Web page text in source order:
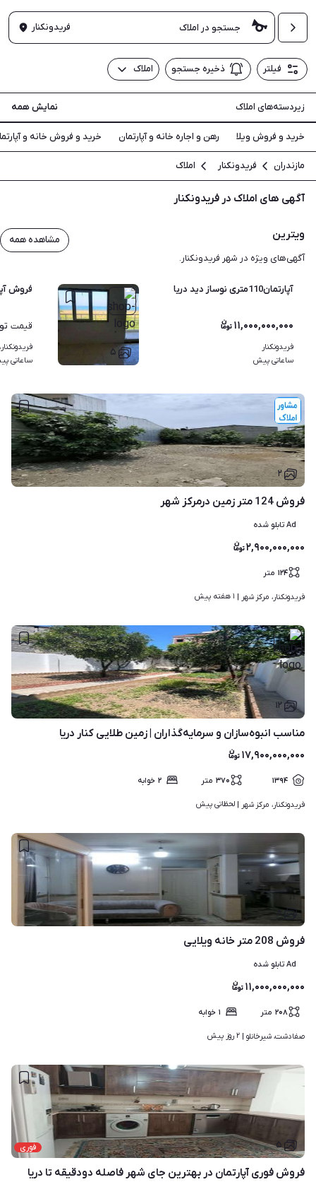
فریدونکنار
فیلتر ذخیره جستجو املاک
زیردسته‌های املاک نمایش همه
خرید و فروش ویلا رهن و اجاره خانه و آپارتمان خرید و فروش خانه و
مازندران فریدونکنار املاک
آگهی های املاک در فریدونکنار
ویترین
آگهی‌های ویژه در شهر فریدونکنار.
مشاهده همه
۵
آپارتمان110متری نوساز دید دریا
۱۱,۰۰۰,۰۰۰,۰۰۰
فریدونکنار
ساعاتی پیش
فروش آپارتمان
قیمت
ساعاتی
۲
فروش 124 متر زمین درمرکز شهر
Ad تابلو شده
۲,۹۰۰,۰۰۰,۰۰۰
۱۲۴ متر
فریدونکنار، مرکز شهر | ۱ هفته پیش
۱۲
مناسب انبوه‌سازان و سرمایه‌گذاران | زمین طلایی کنار دریا
۱۷,۹۰۰,۰۰۰,۰۰۰
۱۳۹۴ ۳۷۰ متر ۲ خوابه
فریدونکنار، مرکز شهر | لحظاتی پیش
۸
فروش 208 متر خانه ویلایی
Ad تابلو شده
۱۱,۰۰۰,۰۰۰,۰۰۰
۲۰۸ متر ۱ خوابه
صفادشت، شیرخانلو | ۲ روز پیش
فوری ۵
فروش فوری آپارتمان در بهترین جای شهر فاصله دودقیقه تا دریا